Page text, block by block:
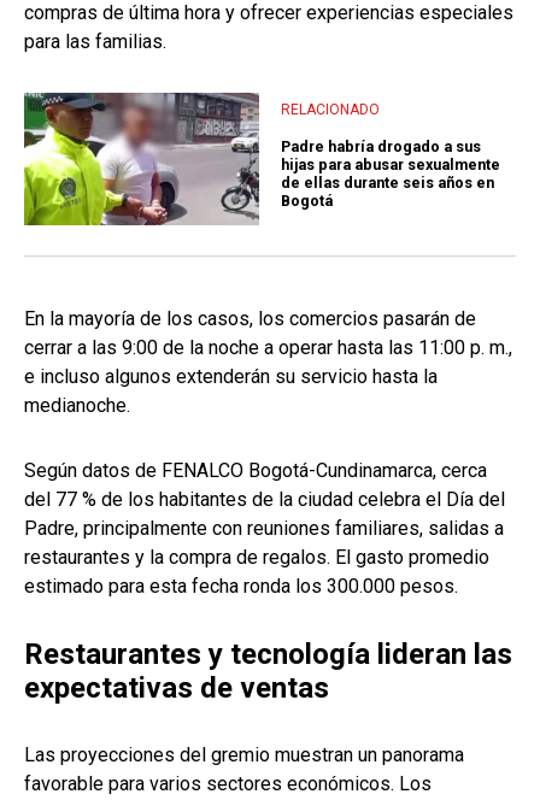
compras de última hora y ofrecer experiencias especiales
para las familias.
RELACIONADO
Padre habría drogado a sus
hijas para abusar sexualmente
de ellas durante seis años en
Bogotá
En la mayoría de los casos, los comercios pasarán de
cerrar a las 9:00 de la noche a operar hasta las 11:00 p. m.,
e incluso algunos extenderán su servicio hasta la
medianoche.
Según datos de FENALCO Bogotá-Cundinamarca, cerca
del 77 % de los habitantes de la ciudad celebra el Día del
Padre, principalmente con reuniones familiares, salidas a
restaurantes y la compra de regalos. El gasto promedio
estimado para esta fecha ronda los 300.000 pesos.
Restaurantes y tecnología lideran las
expectativas de ventas
Las proyecciones del gremio muestran un panorama
favorable para varios sectores económicos. Los